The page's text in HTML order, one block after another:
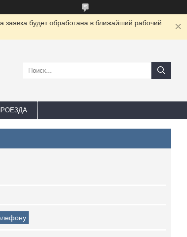
будет обработана в ближайший рабочий